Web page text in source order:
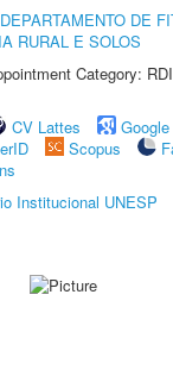
DEPARTAMENTO DE
RURAL E SOLOS
Category:
CV Lattes
Scopus
Institucional UNESP